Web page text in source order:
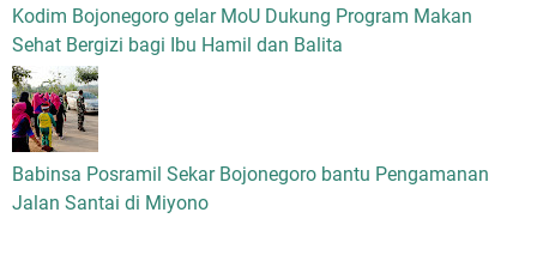
Kodim Bojonegoro gelar MoU Dukung Program Makan
Sehat Bergizi bagi Ibu Hamil dan Balita
Babinsa Posramil Sekar Bojonegoro bantu Pengamanan
Jalan Santai di Miyono